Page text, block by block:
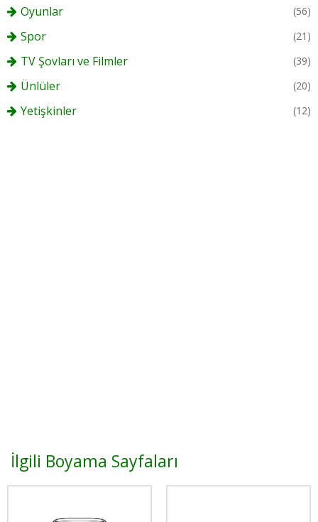
Oyunlar (56)
Spor (21)
TV Şovları ve Filmler (39)
Ünlüler (20)
Yetişkinler (12)
İlgili Boyama Sayfaları